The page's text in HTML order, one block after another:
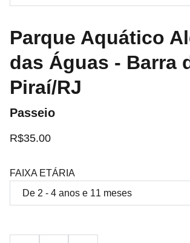
Parque Aquático
das Águas - Barra
Piraí/RJ
Passeio
R$35.00
FAIXA ETÁRIA